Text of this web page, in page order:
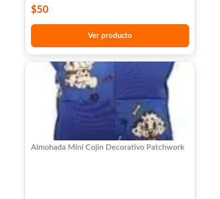
$50
Ver producto
Almohada Mini Cojin Decorativo Patchwork